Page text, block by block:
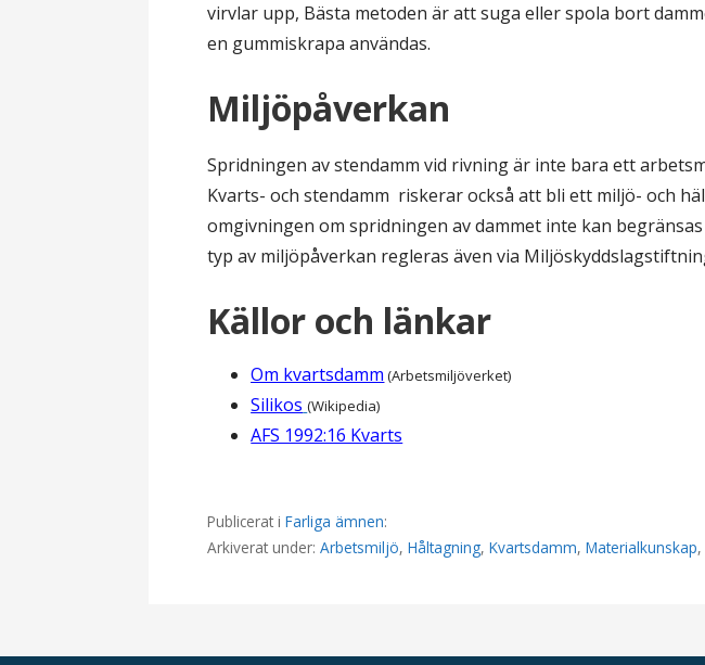
virvlar upp, Bästa metoden är att suga eller spola bort
en gummiskrapa användas.
Miljöpåverkan
Spridningen av stendamm vid rivning är inte bara ett
Kvarts- och stendamm riskerar också att bli ett miljö- och
omgivningen om spridningen av dammet inte kan
typ av miljöpåverkan regleras även via
Källor och länkar
Om kvartsdamm (Arbetsmiljöverket)
Silikos (Wikipedia)
AFS 1992:16 Kvarts
Publicerat iFarliga ämnen:
Arkiverat under:Arbetsmiljö,Håltagning,Kvartsdamm,Materialkunskap